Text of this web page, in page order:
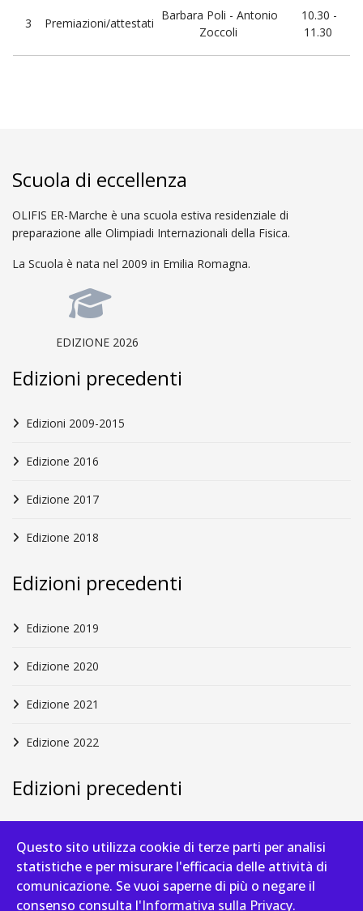
3 Premiazioni/attestati
Barbara Poli - Antonio
Zoccoli
10.30 -
11.30
Scuola di eccellenza
OLIFIS ER-Marche è una scuola estiva residenziale di
preparazione alle Olimpiadi Internazionali della Fisica.
La Scuola è nata nel 2009 in Emilia Romagna.
EDIZIONE 2026
Edizioni precedenti
Edizioni 2009-2015
Edizione 2016
Edizione 2017
Edizione 2018
Edizioni precedenti
Edizione 2019
Edizione 2020
Edizione 2021
Edizione 2022
Edizioni precedenti
Edizione 2024
Questo sito utilizza cookie di terze parti per analisi
statistiche e per misurare l'efficacia delle attività di
comunicazione. Se vuoi saperne di più o negare il
consenso consulta l'Informativa sulla Privacy.